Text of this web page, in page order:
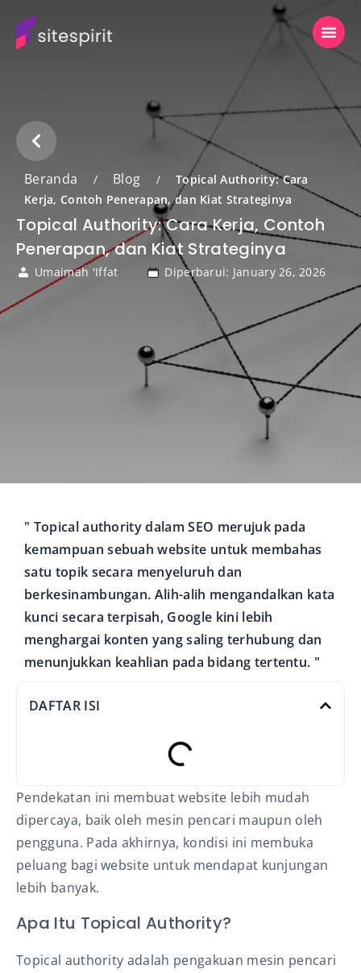
Beranda / Blog /
Topical Authority: Cara
Kerja, Contoh Penerapan, dan Kiat Strateginya
Topical Authority: Cara Kerja, Contoh
Penerapan, dan Kiat Strateginya
Umaimah 'Iffat Diperbarui: January 26, 2026
" Topical authority dalam SEO merujuk pada
kemampuan sebuah website untuk membahas
satu topik secara menyeluruh dan
berkesinambungan. Alih-alih mengandalkan kata
kunci secara terpisah, Google kini lebih
menghargai konten yang saling terhubung dan
menunjukkan keahlian pada bidang tertentu. "
DAFTAR ISI
Pendekatan ini membuat website lebih mudah
dipercaya, baik oleh mesin pencari maupun oleh
pengguna. Pada akhirnya, kondisi ini membuka
peluang bagi website untuk mendapat kunjungan
lebih banyak.
Apa Itu Topical Authority?
Topical authority adalah pengakuan mesin pencari